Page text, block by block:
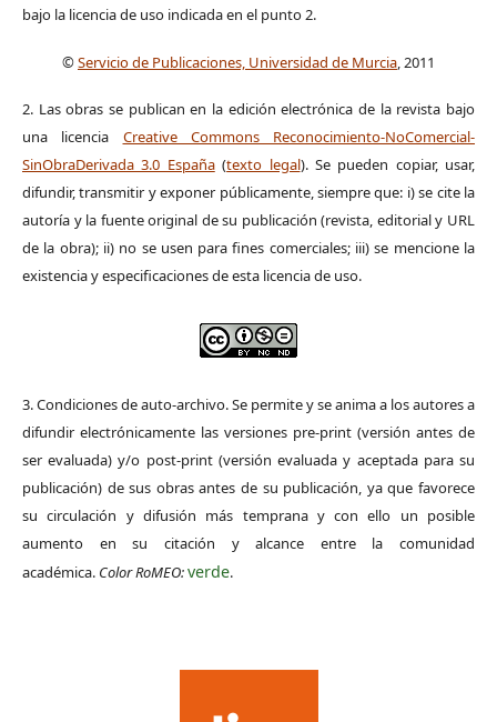
bajo la licencia de uso indicada en el punto 2.
©Servicio de Publicaciones, Universidad de Murcia, 2011
2. Las obras se publican en la edición electrónica de la revista bajo
una licencia Creative Commons Reconocimiento-NoComercial-
SinObraDerivada 3.0 España(texto legal). Se pueden copiar, usar,
difundir, transmitir y exponer públicamente, siempre que: i) se cite la
autoría y la fuente original de su publicación (revista, editorial y URL
de la obra); ii) no se usen para fines comerciales; iii) se mencione la
existencia y especificaciones de esta licencia de uso.
3. Condiciones de auto-archivo. Se permite y se anima a los autores a
difundir electrónicamente las versiones pre-print (versión antes de
ser evaluada) y/o post-print (versión evaluada y aceptada para su
publicación) de sus obras antes de su publicación, ya que favorece
su circulación y difusión más temprana y con ello un posible
aumento en su citación y alcance entre la comunidad
académica. Color RoMEO:verde.